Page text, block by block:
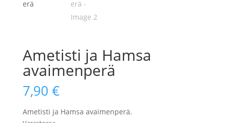
Ametisti ja Hamsa
avaimenperä
7,90 €
Ametisti ja Hamsa avaimenperä.